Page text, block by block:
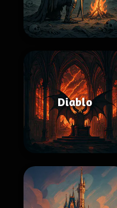
Diablo